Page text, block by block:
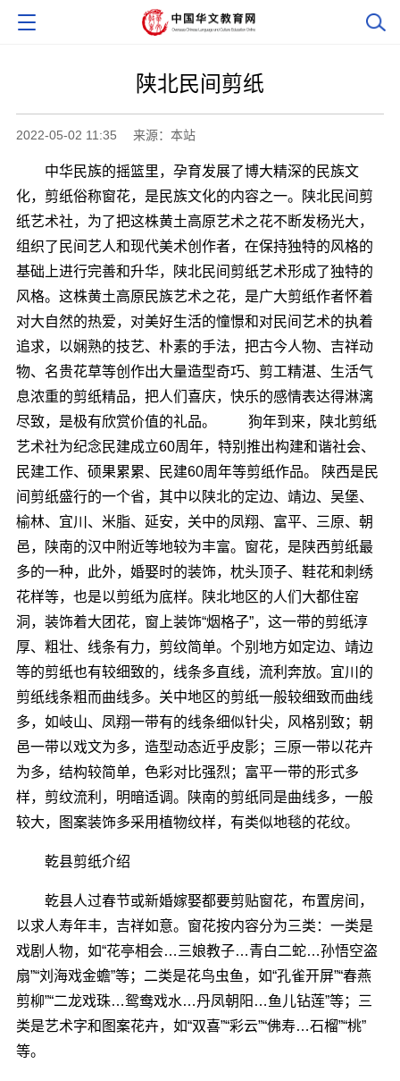
陕北民间剪纸
2022-05-02 11:35 来源：本站
中华民族的摇篮里，孕育发展了博大精深的民族文
化，剪纸俗称窗花，是民族文化的内容之一。陕北民间剪
纸艺术社，为了把这株黄土高原艺术之花不断发杨光大，
组织了民间艺人和现代美术创作者，在保持独特的风格的
基础上进行完善和升华，陕北民间剪纸艺术形成了独特的
风格。这株黄土高原民族艺术之花，是广大剪纸作者怀着
对大自然的热爱，对美好生活的憧憬和对民间艺术的执着
追求，以娴熟的技艺、朴素的手法，把古今人物、吉祥动
物、名贵花草等创作出大量造型奇巧、剪工精湛、生活气
息浓重的剪纸精品，把人们喜庆，快乐的感情表达得淋漓
尽致，是极有欣赏价值的礼品。 狗年到来，陕北剪纸
艺术社为纪念民建成立60周年，特别推出构建和谐社会、
民建工作、硕果累累、民建60周年等剪纸作品。 陕西是民
间剪纸盛行的一个省，其中以陕北的定边、靖边、吴堡、
榆林、宜川、米脂、延安，关中的凤翔、富平、三原、朝
邑，陕南的汉中附近等地较为丰富。窗花，是陕西剪纸最
多的一种，此外，婚娶时的装饰，枕头顶子、鞋花和刺绣
花样等，也是以剪纸为底样。陕北地区的人们大都住窑
洞，装饰着大团花，窗上装饰“烟格子”，这一带的剪纸淳
厚、粗壮、线条有力，剪纹简单。个别地方如定边、靖边
等的剪纸也有较细致的，线条多直线，流利奔放。宜川的
剪纸线条粗而曲线多。关中地区的剪纸一般较细致而曲线
多，如岐山、凤翔一带有的线条细似针尖，风格别致；朝
邑一带以戏文为多，造型动态近乎皮影；三原一带以花卉
为多，结构较简单，色彩对比强烈；富平一带的形式多
样，剪纹流利，明暗适调。陕南的剪纸同是曲线多，一般
较大，图案装饰多采用植物纹样，有类似地毯的花纹。
乾县剪纸介绍
乾县人过春节或新婚嫁娶都要剪贴窗花，布置房间，
以求人寿年丰，吉祥如意。窗花按内容分为三类：一类是
戏剧人物，如“花亭相会…三娘教子…青白二蛇…孙悟空盗
扇”“刘海戏金蟾”等；二类是花鸟虫鱼，如“孔雀开屏”“春燕
剪柳”“二龙戏珠…鸳鸯戏水…丹凤朝阳…鱼儿钻莲”等；三
类是艺术字和图案花卉，如“双喜”“彩云”“佛寿…石榴”“桃”
等。